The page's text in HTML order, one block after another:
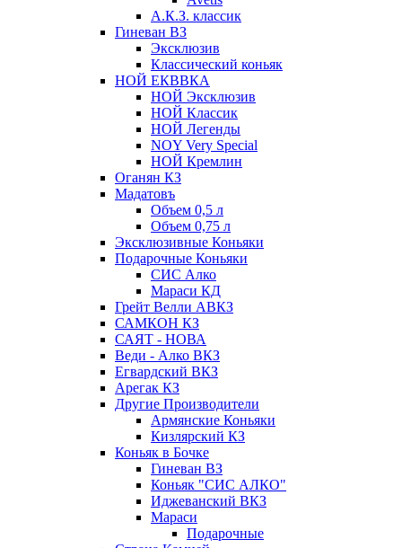
А.К.З. классик
Гиневан ВЗ
Эксклюзив
Классический коньяк
НОЙ ЕКВВКА
НОЙ Эксклюзив
НОЙ Классик
НОЙ Легенды
NOY Very Speсial
НОЙ Кремлин
Оганян КЗ
Мадатовъ
Объем 0,5 л
Объем 0,75 л
Эксклюзивные Коньяки
Подарочные Коньяки
СИС Алко
Мараси КД
Грейт Велли АВКЗ
САМКОН КЗ
САЯТ - НОВА
Веди - Алко ВКЗ
Егвардский ВКЗ
Арегак КЗ
Другие Производители
Армянские Коньяки
Кизлярский КЗ
Коньяк в Бочке
Гиневан ВЗ
Коньяк "СИС АЛКО"
Иджеванский ВКЗ
Мараси
Подарочные